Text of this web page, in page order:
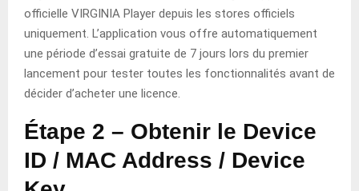
officielle VIRGINIA Player depuis les stores officiels
uniquement. L’application vous offre automatiquement
une période d’essai gratuite de 7 jours lors du premier
lancement pour tester toutes les fonctionnalités avant de
décider d’acheter une licence.
Étape 2 – Obtenir le Device
ID / MAC Address / Device